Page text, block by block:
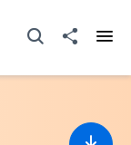
打开搜寻器分享至